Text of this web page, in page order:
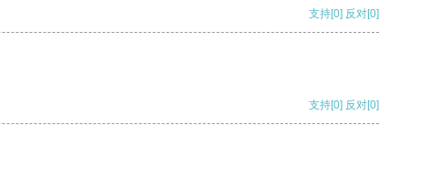
支持[0] 反对[0]
支持[0] 反对[0]